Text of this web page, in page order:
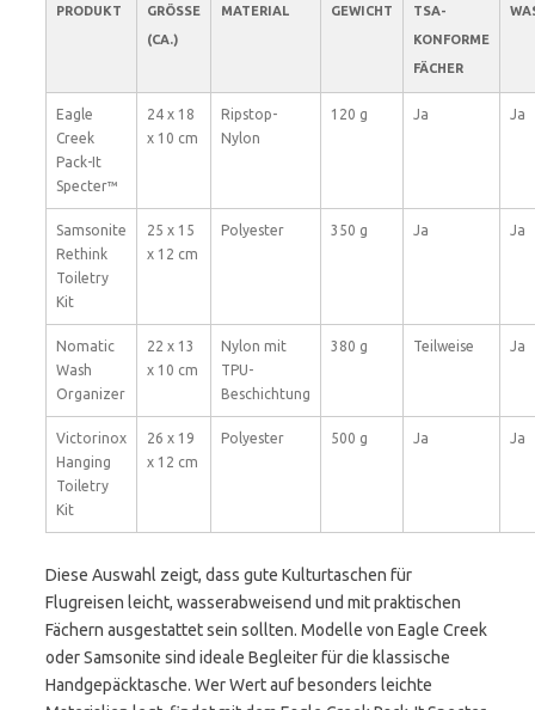
PRODUKT
GRÖSSE (
CA.)
MATERIAL GEWICHT
TSA-
KONFORME
FÄCHER
Eagle
Creek
Pack-It
Specter™
24 x 18
x 10 cm
Ripstop-
Nylon
120 g Ja Ja
Samsonite
Rethink
Toiletry
Kit
25 x 15
x 12 cm
Polyester 350 g Ja Ja
Nomatic
Wash
Organizer
22 x 13
x 10 cm
Nylon mit
TPU-
Beschichtung
380 g Teilweise Ja
Victorinox
Hanging
Toiletry
Kit
26 x 19
x 12 cm
Polyester 500 g Ja Ja
Diese Auswahl zeigt, dass gute Kulturtaschen für
Flugreisen leicht, wasserabweisend und mit praktischen
Fächern ausgestattet sein sollten. Modelle von Eagle Creek
oder Samsonite sind ideale Begleiter für die klassische
Handgepäcktasche. Wer Wert auf besonders leichte